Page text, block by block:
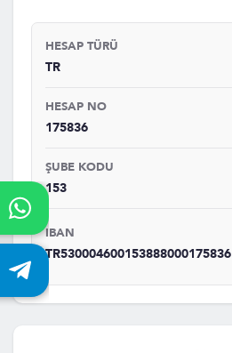
HESAP TÜRÜ
TR
HESAP NO
175836
ŞUBE KODU
153
IBAN
TR530004600153888000175836